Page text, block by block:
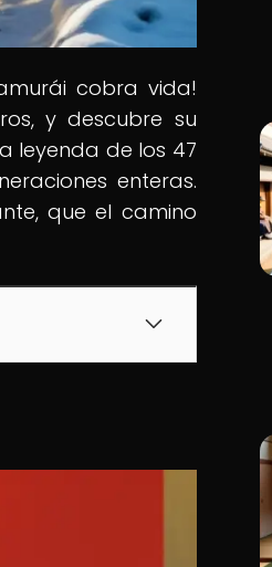
cobra vida!
y descubre su
leyenda de los 47
enteras.
que el camino